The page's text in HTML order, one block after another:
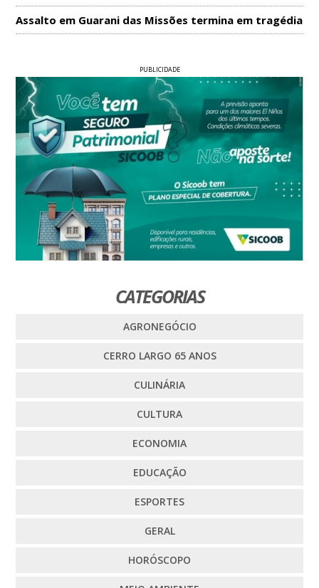
Assalto em Guarani das Missões termina em tragédia
PUBLICIDADE
CATEGORIAS
AGRONEGÓCIO
CERRO LARGO 65 ANOS
CULINÁRIA
CULTURA
ECONOMIA
EDUCAÇÃO
ESPORTES
GERAL
HORÓSCOPO